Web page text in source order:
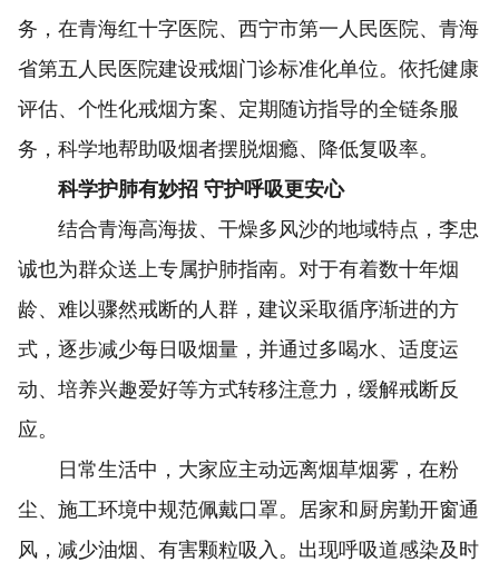
务，在青海红十字医院、西宁市第一人民医院、青海
省第五人民医院建设戒烟门诊标准化单位。依托健康
评估、个性化戒烟方案、定期随访指导的全链条服
务，科学地帮助吸烟者摆脱烟瘾、降低复吸率。
科学护肺有妙招 守护呼吸更安心
结合青海高海拔、干燥多风沙的地域特点，李忠
诚也为群众送上专属护肺指南。对于有着数十年烟
龄、难以骤然戒断的人群，建议采取循序渐进的方
式，逐步减少每日吸烟量，并通过多喝水、适度运
动、培养兴趣爱好等方式转移注意力，缓解戒断反
应。
日常生活中，大家应主动远离烟草烟雾，在粉
尘、施工环境中规范佩戴口罩。居家和厨房勤开窗通
风，减少油烟、有害颗粒吸入。出现呼吸道感染及时